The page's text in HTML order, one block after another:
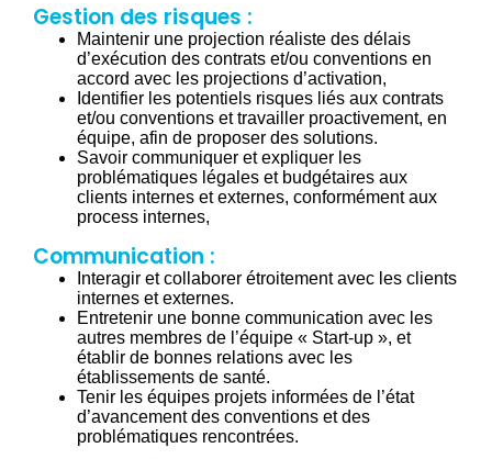
Gestion des risques :
Maintenir une projection réaliste des délais
d’exécution des contrats et/ou conventions en
accord avec les projections d’activation,
Identifier les potentiels risques liés aux contrats
et/ou conventions et travailler proactivement, en
équipe, afin de proposer des solutions.
Savoir communiquer et expliquer les
problématiques légales et budgétaires aux
clients internes et externes, conformément aux
process internes,
Communication :
Interagir et collaborer étroitement avec les clients
internes et externes.
Entretenir une bonne communication avec les
autres membres de l’équipe « Start-up », et
établir de bonnes relations avec les
établissements de santé.
Tenir les équipes projets informées de l’état
d’avancement des conventions et des
problématiques rencontrées.